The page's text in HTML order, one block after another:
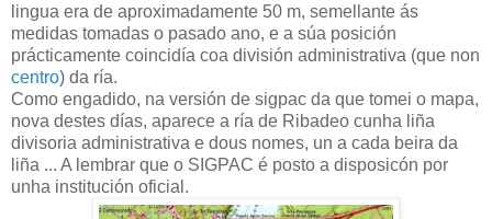
lingua era de aproximadamente 50 m, semellante ás
medidas tomadas o pasado ano, e a súa posición
prácticamente coincidía coa división administrativa (que non
centro) da ría.
Como engadido, na versión de sigpac da que tomei o mapa,
nova destes días, aparece a ría de Ribadeo cunha liña
divisoria administrativa e dous nomes, un a cada beira da
liña ... A lembrar que o SIGPAC é posto a disposicón por
unha institución oficial.